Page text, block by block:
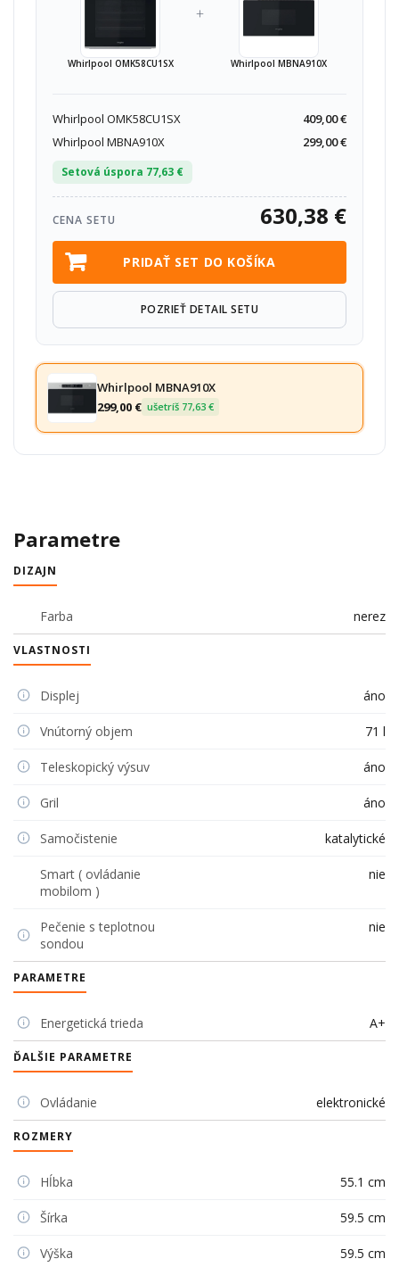
Whirlpool MBNA910X
299,00 € ušetríš 77,63 €
Whirlpool OMK58CU1SX
+
Whirlpool MBNA910X
Whirlpool OMK58CU1SX
409,00 €
Whirlpool MBNA910X
299,00 €
Setová úspora 77,63 €
CENA SETU 630,38 €
PRIDAŤ SET DO KOŠÍKA
POZRIEŤ DETAIL SETU
Parametre
DIZAJN
Farba nerez
VLASTNOSTI
Displej áno
Vnútorný objem 71 l
Teleskopický výsuv áno
Gril áno
Samočistenie katalytické
Smart ( ovládanie
mobilom )
nie
Pečenie s teplotnou
sondou
nie
PARAMETRE
Energetická trieda A+
ĎALŠIE PARAMETRE
Ovládanie elektronické
ROZMERY
Hĺbka 55.1 cm
Šírka 59.5 cm
Výška 59.5 cm